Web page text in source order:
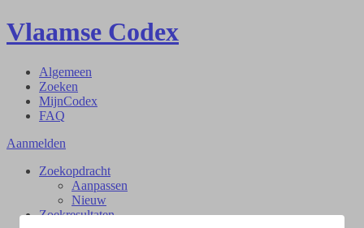
Vlaamse Codex
Algemeen
Zoeken
MijnCodex
FAQ
Aanmelden
Zoekopdracht
Aanpassen
Nieuw
Zoekresultaten